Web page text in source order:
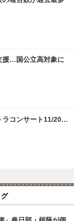
援…国公立高対象に
ラコンサート11/20…
」春日部・桜蔭が個